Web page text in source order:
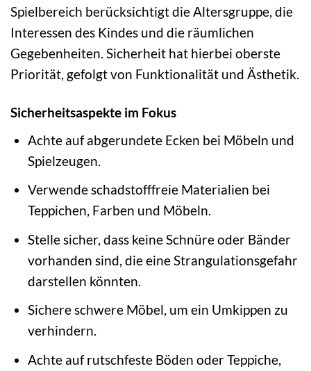
Spielbereich berücksichtigt die Altersgruppe, die
Interessen des Kindes und die räumlichen
Gegebenheiten. Sicherheit hat hierbei oberste
Priorität, gefolgt von Funktionalität und Ästhetik.
Sicherheitsaspekte im Fokus
Achte auf abgerundete Ecken bei Möbeln und
Spielzeugen.
Verwende schadstofffreie Materialien bei
Teppichen, Farben und Möbeln.
Stelle sicher, dass keine Schnüre oder Bänder
vorhanden sind, die eine Strangulationsgefahr
darstellen könnten.
Sichere schwere Möbel, um ein Umkippen zu
verhindern.
Achte auf rutschfeste Böden oder Teppiche,